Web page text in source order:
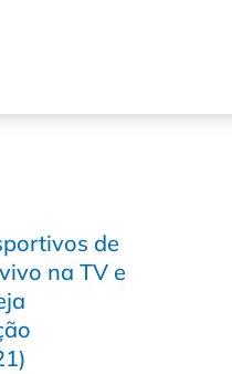
de
na TV e